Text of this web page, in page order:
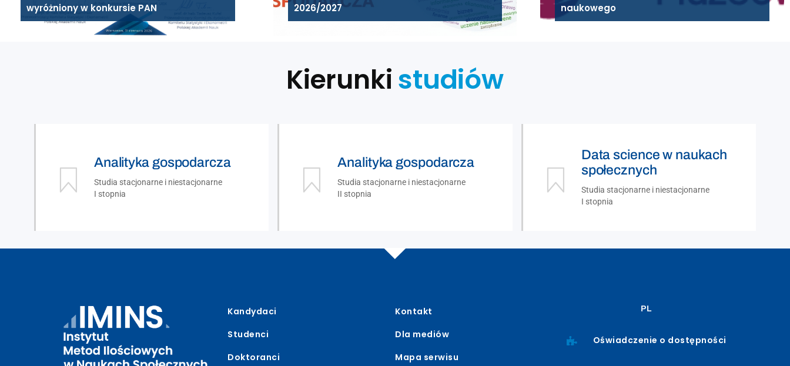
wyróżniony w konkursie PAN
2026/2027
naukowego
Kierunkistudiów
Analityka gospodarcza
Studia stacjonarne i niestacjonarne
I stopnia
Analityka gospodarcza
Studia stacjonarne i niestacjonarne
II stopnia
Data science w naukach
społecznych
Studia stacjonarne i niestacjonarne
I stopnia
Kandydaci
Studenci
Doktoranci
Kontakt
Dla mediów
Mapa serwisu
PL
Oświadczenie o dostępności